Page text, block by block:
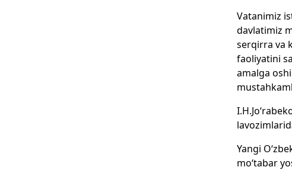
Vatanimiz
davlatimiz
serqirra va
faoliyatini
amalga
Yangi
mo‘tabar